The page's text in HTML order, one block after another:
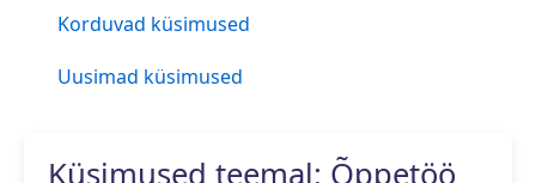
Korduvad küsimused
Uusimad küsimused
Küsimused teemal: Õppetöö